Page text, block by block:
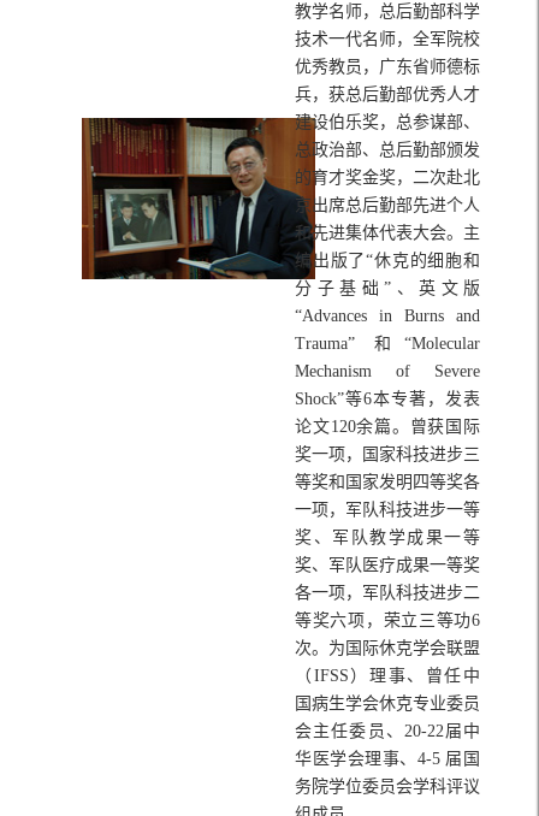
教学名师，总后勤部科学
技术一代名师，全军院校
优秀教员，广东省师德标
兵，获总后勤部优秀人才
建设伯乐奖，总参谋部、
总政治部、总后勤部颁发
的育才奖金奖，二次赴北
京出席总后勤部先进个人
和先进集体代表大会。主
编出版了“休克的细胞和
分子基础”、英文版
“Advances in Burns and
Trauma” 和“Molecular
Mechanism of Severe
Shock”等6本专著，发表
论文120余篇。曾获国际
奖一项，国家科技进步三
等奖和国家发明四等奖各
一项，军队科技进步一等
奖、军队教学成果一等
奖、军队医疗成果一等奖
各一项，军队科技进步二
等奖六项，荣立三等功6
次。为国际休克学会联盟
（IFSS）理事、曾任中
国病生学会休克专业委员
会主任委员、20-22届中
华医学会理事、4-5 届国
务院学位委员会学科评议